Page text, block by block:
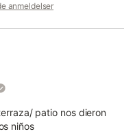
anmeldelser
patio nos dieron
niños